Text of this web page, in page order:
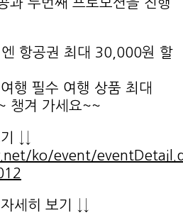
항공권 최대 30,000원 할
행 필수 여행 상품 최대
챙겨 가세요~~
↓↓
ko/event/
세히 보기 ↓↓